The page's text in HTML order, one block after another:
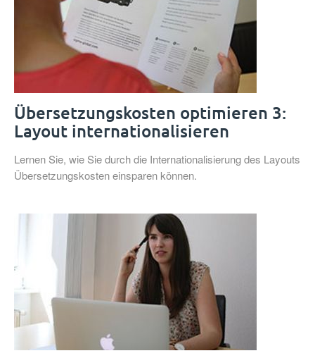
Übersetzungskosten optimieren 3:
Layout internationalisieren
Lernen Sie, wie Sie durch die Internationalisierung des Layouts
Übersetzungskosten einsparen können.